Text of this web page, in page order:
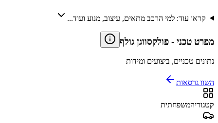
קראו עוד: למי הרכב מתאים, עיצוב, מנוע ועוד...
מפרט טכני - פולקסווגן גולף
נתונים טכניים, ביצועים ומידות
השוו גרסאות
קטגוריהמשפחתית